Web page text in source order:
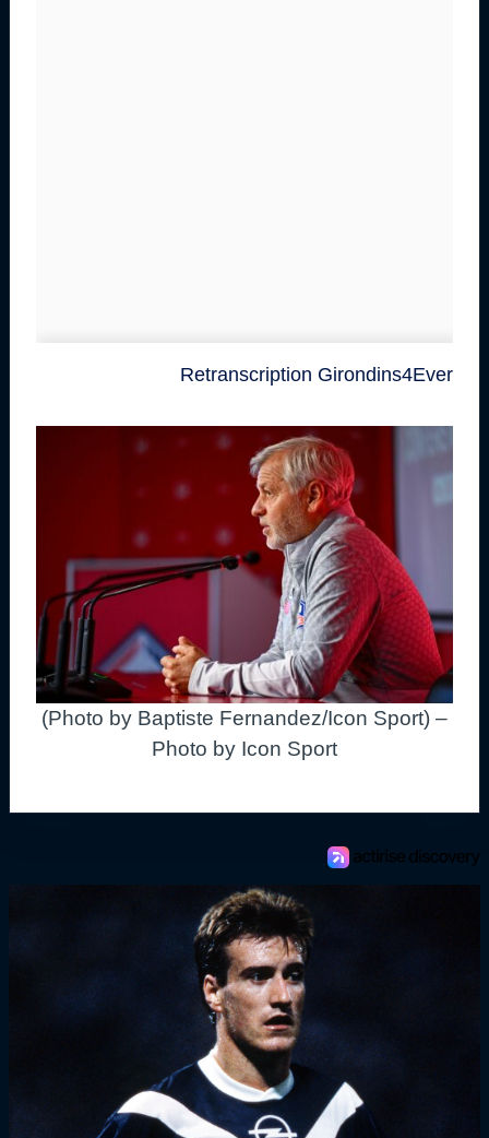
Retranscription Girondins4Ever
(Photo by Baptiste Fernandez/Icon Sport) –
Photo by Icon Sport